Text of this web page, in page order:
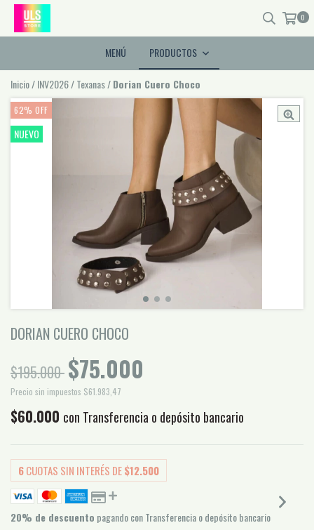
0
MENÚ PRODUCTOS
Inicio/INV2026/Texanas/Dorian Cuero Choco
62% OFF
NUEVO
DORIAN CUERO CHOCO
$195.000 $75.000
Precio sin impuestos $61.983,47
$60.000 con Transferencia o depósito bancario
6CUOTAS SIN INTERÉS DE$12.500
20% de descuento pagando con Transferencia o depósito bancario